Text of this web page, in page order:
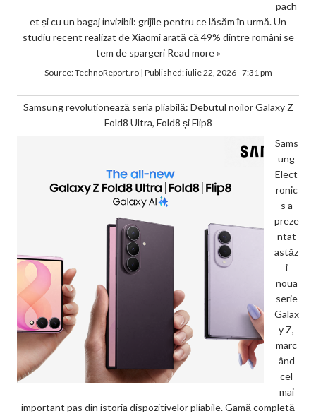
pach
et și cu un bagaj invizibil: grijile pentru ce lăsăm în urmă. Un
studiu recent realizat de Xiaomi arată că 49% dintre români se
tem de spargeri Read more »
Source:TechnoReport.ro| Published:iulie 22, 2026 - 7:31 pm
Samsung revoluționează seria pliabilă: Debutul noilor Galaxy Z
Fold8 Ultra, Fold8 și Flip8
Sams
ung
Elect
ronic
s a
preze
ntat
astăz
i
noua
serie
Galax
y Z,
marc
ând
cel
mai
important pas din istoria dispozitivelor pliabile. Gamă completă